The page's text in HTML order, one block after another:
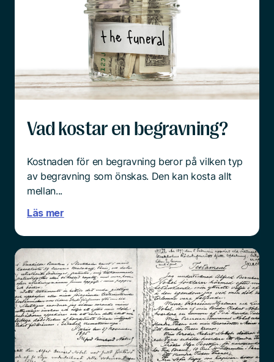
förberedda vi än tror att vi är, till exempel efter
en lång tids sjukdom hos den anhörige, så är det
överrumplande och chockartat.
Och mitt i sorgen är det ingen enkel sak att börja
tänka praktiskt.
Läs mer
Vad kostar en begravning?
Kostnaden för en begravning beror på vilken typ
av begravning som önskas. Den kan kosta allt
mellan...
Läs mer